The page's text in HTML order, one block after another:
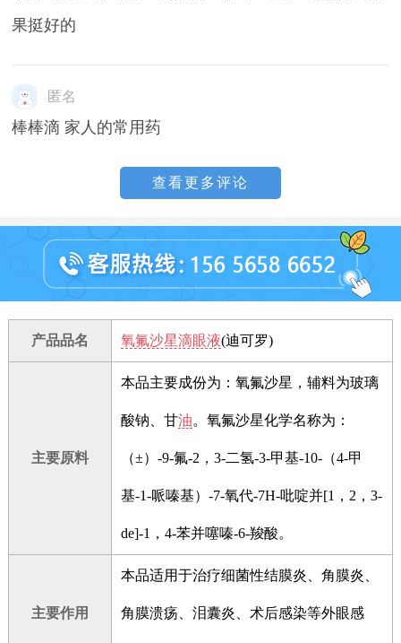
果挺好的
匿名
棒棒滴 家人的常用药
查看更多评论
产品品名 氧氟沙星滴眼液(迪可罗)
主要原料
本品主要成份为：氧氟沙星，辅料为玻璃
酸钠、甘油。氧氟沙星化学名称为：
（±）-9-氟-2，3-二氢-3-甲基-10-（4-甲
基-1-哌嗪基）-7-氧代-7H-吡啶并[1，2，3-
de]-1，4-苯并噻嗪-6-羧酸。
主要作用
本品适用于治疗细菌性结膜炎、角膜炎、
角膜溃疡、泪囊炎、术后感染等外眼感